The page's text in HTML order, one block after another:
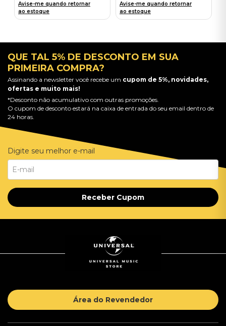
Avise-me quando retornar
ao estoque
Avise-me quando retornar
ao estoque
QUE TAL 5% DE DESCONTO EM SUA
PRIMEIRA COMPRA?
Assinando a newsletter você recebe um cupom de 5%, novidades,
ofertas e muito mais!
*Desconto não acumulativo com outras promoções.
O cupom de desconto estará na caixa de entrada do seu email dentro de
24 horas.
Digite seu melhor e-mail
Receber Cupom
Área do Revendedor